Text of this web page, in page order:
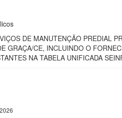
DE MANUTENÇÃO PREDIAL
GRAÇA/CE, INCLUINDO O
NA TABELA UNIFICADA